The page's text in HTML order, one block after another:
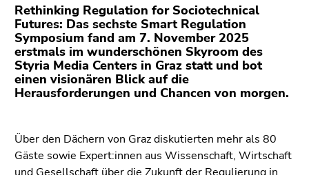
Zu
den
Zusatzinformationen
(Zugriffstaste
5)
Zu
(Benutzer/Sprache)
(Zugriffstaste
Rethinking Regulation for Sociotechnical
Futures: Das sechste Smart Regulation
Symposium fand am 7. November 2025
erstmals im wunderschönen Skyroom des
Styria Media Centers in Graz statt und bot
einen visionären Blick auf die
Herausforderungen und Chancen von morgen.
Über den Dächern von Graz diskutierten mehr als 80
Gäste sowie Expert:innen aus Wissenschaft, Wirtschaft